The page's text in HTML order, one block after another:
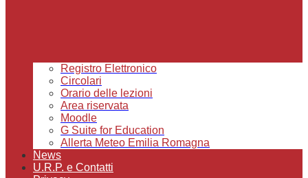
Registro Elettronico
Circolari
Orario delle lezioni
Area riservata
Moodle
G Suite for Education
Allerta Meteo Emilia Romagna
News
U.R.P. e Contatti